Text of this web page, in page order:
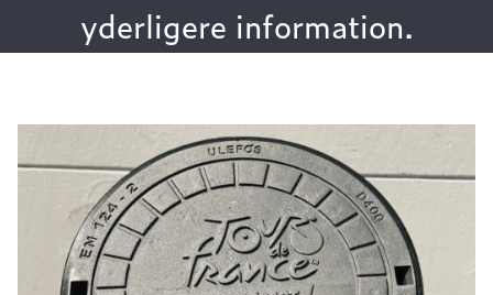
yderligere information.